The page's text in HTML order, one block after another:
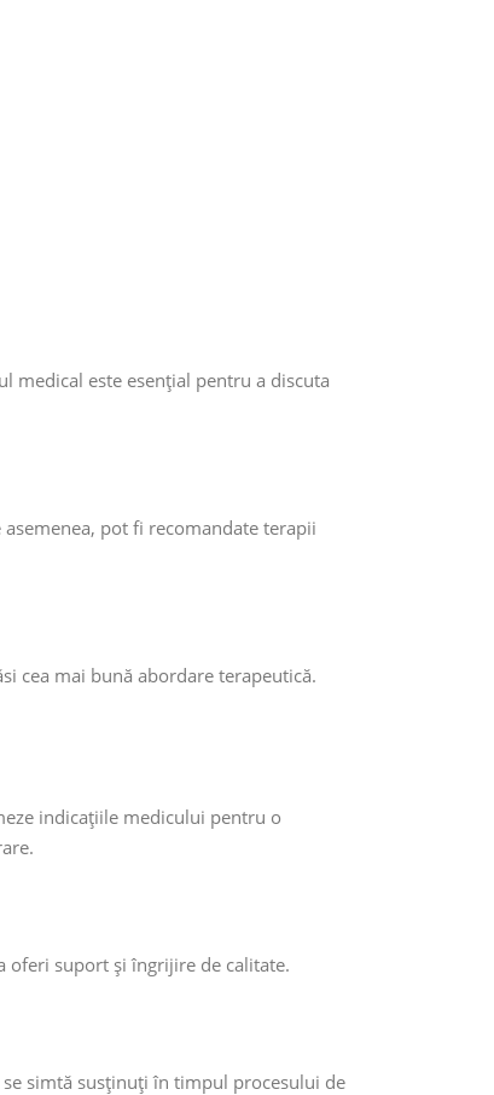
medical este esențial pentru a discuta
pot fi recomandate terapii
cea mai bună abordare terapeutică.
indicațiile medicului pentru o
oferi suport și îngrijire de calitate.
simtă susținuți în timpul procesului de